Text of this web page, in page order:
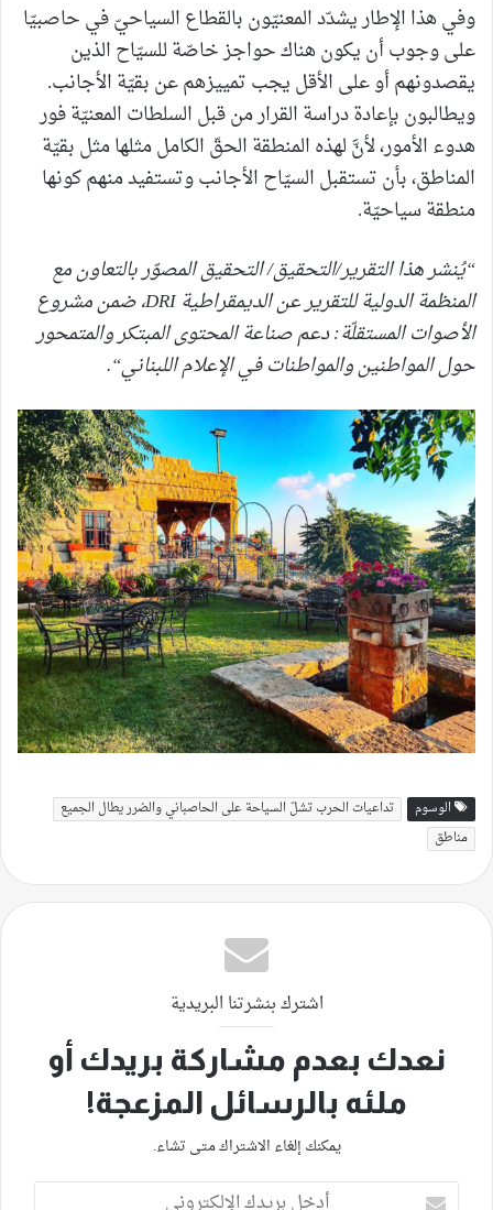
وفي هذا الإطار يشدّد المعنيّون بالقطاع السياحيّ في حاصبيّا
على وجوب أن يكون هناك حواجز خاصّة للسيّاح الذين
يقصدونهم أو على الأقل يجب تمييزهم عن بقيّة الأجانب.
ويطالبون بإعادة دراسة القرار من قبل السلطات المعنيّة فور
هدوء الأمور، لأنَّ لهذه المنطقة الحقّ الكامل مثلها مثل بقيّة
المناطق، بأن تستقبل السيّاح الأجانب وتستفيد منهم كونها
منطقة سياحيّة.
“يُنشر هذا التقرير/التحقيق/ التحقيق المصوّربالتعاون مع
المنظمة الدولية للتقرير عن الديمقراطيةDRI، ضمن مشروع
الأصوات المستقلّة: دعم صناعة المحتوى المبتكر والمتمحور
حول المواطنينوالمواطناتفي الإعلام اللبناني“.
الوسوم
تداعيات الحرب تشلّ السياحة على الحاصباني والضرر يطال الجميع
مناطق
اشترك بنشرتنا البريدية
نعدك بعدم مشاركة بريدك أو
ملئه بالرسائل المزعجة!
يمكنك إلغاء الاشتراك متى تشاء.
أدخل